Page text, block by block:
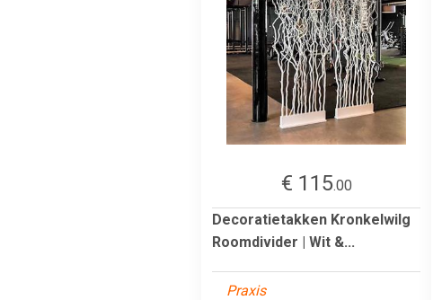
€ 115.00
Decoratietakken Kronkelwilg
Roomdivider | Wit &...
Praxis